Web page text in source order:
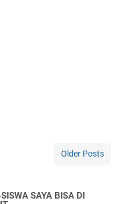
Older Posts
SAYA BISA DI